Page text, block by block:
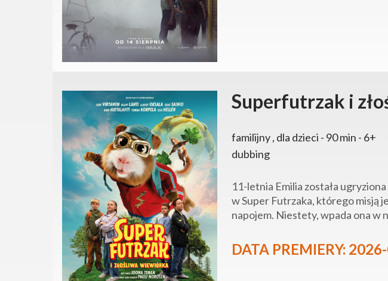
Superfutrzak i
familijny , dla dzieci - 90 min - 6+
dubbing
11-letnia Emilia została
w Super Futrzaka, którego misją
napojem. Niestety, wpada ona w
DATA PREMIERY: